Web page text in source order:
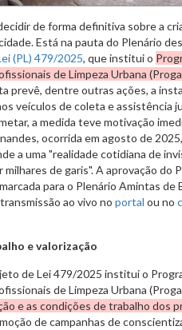
de forma definitiva sobre a
Está na pauta do Plenário
(PL) 479/2025, que institui o
de Limpeza Urbana
prevê, dentre outras ações, a
veículos de coleta e assistência
a medida teve motivação
ocorrida em agosto de
a uma "realidade cotidiana de
de garis". A aprovação do
para o Plenário Amintas de
ao vivo no portal ou no
e valorização
de Lei 479/2025 institui o
de Limpeza Urbana
e as condições de trabalho dos
de campanhas de